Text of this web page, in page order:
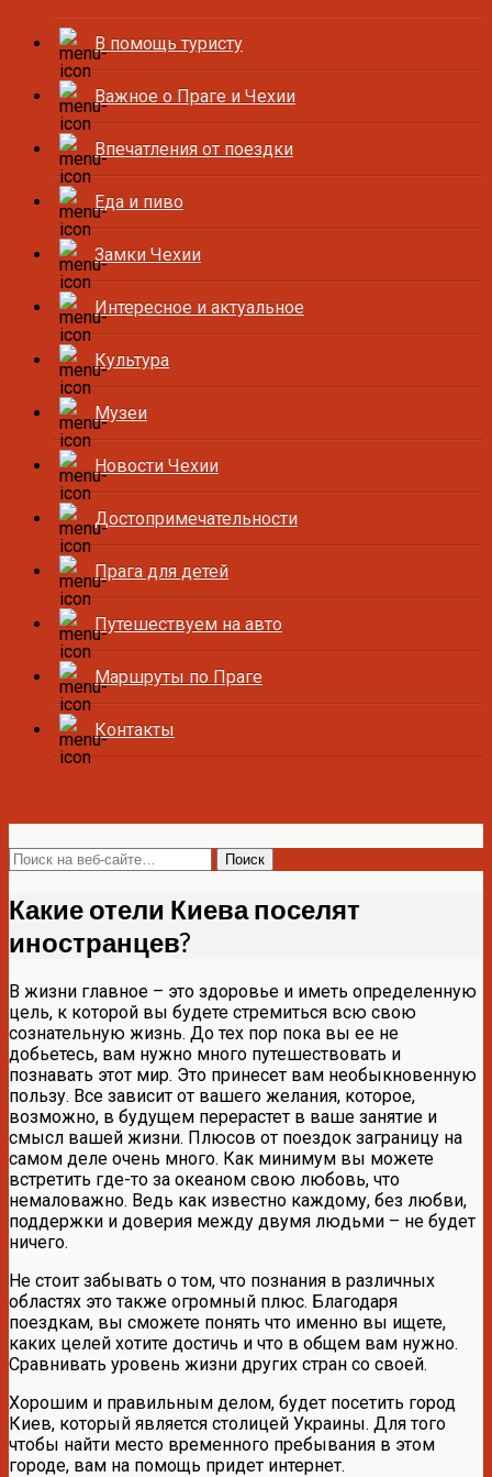
В помощь туристу
Важное о Праге и Чехии
Впечатления от поездки
Еда и пиво
Замки Чехии
Интересное и актуальное
Культура
Музеи
Новости Чехии
Достопримечательности
Прага для детей
Путешествуем на авто
Маршруты по Праге
Контакты
Какие отели Киева поселят
иностранцев?
В жизни главное – это здоровье и иметь определенную
цель, к которой вы будете стремиться всю свою
сознательную жизнь. До тех пор пока вы ее не
добьетесь, вам нужно много путешествовать и
познавать этот мир. Это принесет вам необыкновенную
пользу. Все зависит от вашего желания, которое,
возможно, в будущем перерастет в ваше занятие и
смысл вашей жизни. Плюсов от поездок заграницу на
самом деле очень много. Как минимум вы можете
встретить где-то за океаном свою любовь, что
немаловажно. Ведь как известно каждому, без любви,
поддержки и доверия между двумя людьми – не будет
ничего.
Не стоит забывать о том, что познания в различных
областях это также огромный плюс. Благодаря
поездкам, вы сможете понять что именно вы ищете,
каких целей хотите достичь и что в общем вам нужно.
Сравнивать уровень жизни других стран со своей.
Хорошим и правильным делом, будет посетить город
Киев, который является столицей Украины. Для того
чтобы найти место временного пребывания в этом
городе, вам на помощь придет интернет.